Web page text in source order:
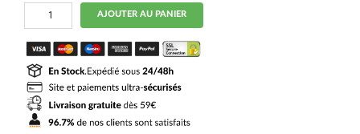
quantité
Maillot
Enfant
Argentine
Exterieur
2026
2027
Messi
AJOUTER AU PANIER